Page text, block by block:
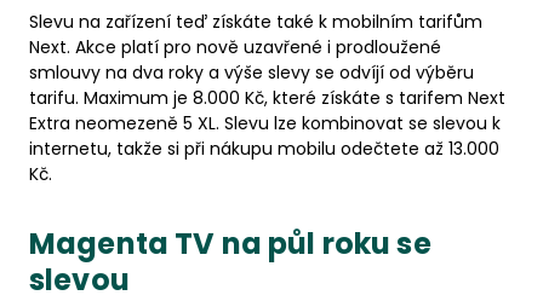
Slevu na zařízení teď získáte také k mobilním tarifům
Next. Akce platí pro nově uzavřené i prodloužené
smlouvy na dva roky a výše slevy se odvíjí od výběru
tarifu. Maximum je 8.000 Kč, které získáte s tarifem Next
Extra neomezeně 5 XL. Slevu lze kombinovat se slevou k
internetu, takže si při nákupu mobilu odečtete až 13.000
Kč.
Magenta TV na půl roku se
slevou